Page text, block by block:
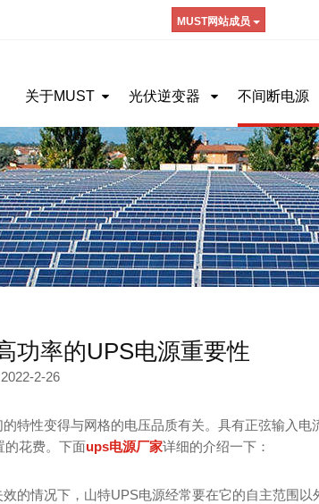
MUST网站成员
关于MUST 光伏逆变器 不间断电源
功率的UPS电源重要性
2022-2-26
特性变得与网格的电压品质有关。具有正弦输入电
的花费。下面ups电源厂家详细的介绍一下：
的情况下，山特UPS电源经常要在它的自主范围以